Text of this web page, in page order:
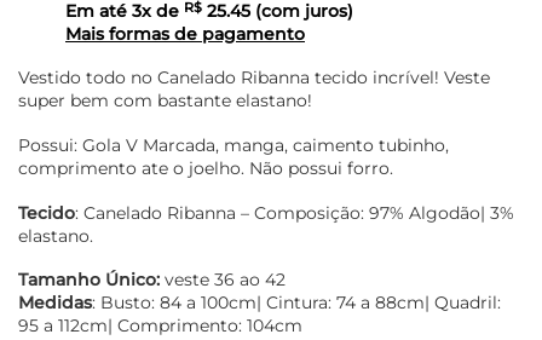
Em até 3x de R$ 25.45 (com juros)
Mais formas de pagamento
Vestido todo no Canelado Ribanna tecido incrível! Veste
super bem com bastante elastano!
Possui: Gola V Marcada, manga, caimento tubinho,
comprimento ate o joelho. Não possui forro.
Tecido: Canelado Ribanna – Composição: 97% Algodão| 3%
elastano.
Tamanho Único: veste 36 ao 42
Medidas: Busto: 84 a 100cm| Cintura: 74 a 88cm| Quadril:
95 a 112cm| Comprimento: 104cm